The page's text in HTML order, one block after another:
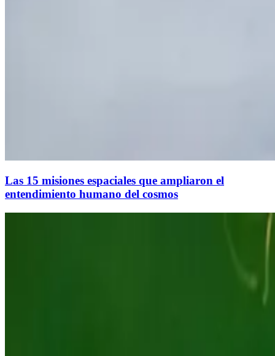
Las 15 misiones espaciales que ampliaron el
entendimiento humano del cosmos